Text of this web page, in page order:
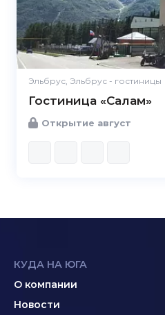
Эльбрус, Эльбрус - гостиницы
Гостиница «Салам»
Открытие август
КУДА НА ЮГА
О компании
Новости